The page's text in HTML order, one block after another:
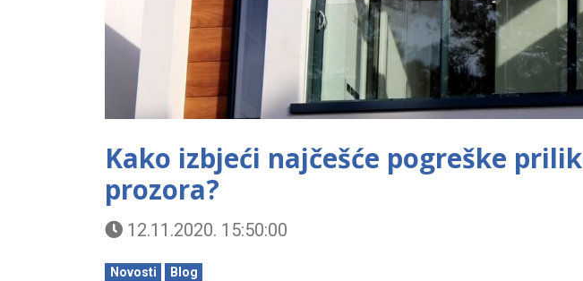
Kako izbjeći najčešće pogreške
prozora?
12.11.2020. 15:50:00
Novosti Blog